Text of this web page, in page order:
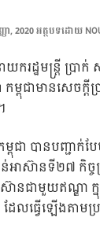
ញា, 2020អត្ថបទដោយ
ករដ្ឋមន្រ្តី ប្រាក់
ម្ពុជាមានសេចក្
ពុជា បានបញ្ជាក់
អាស៊ានទី២៧ កិច្ច
ានជាមួយឥណ្ឌា ក្
ែលធ្វើឡើងតាមប្